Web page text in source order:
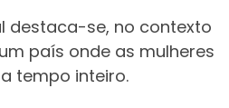
destaca-se, no contexto
país onde as mulheres
tempo inteiro.